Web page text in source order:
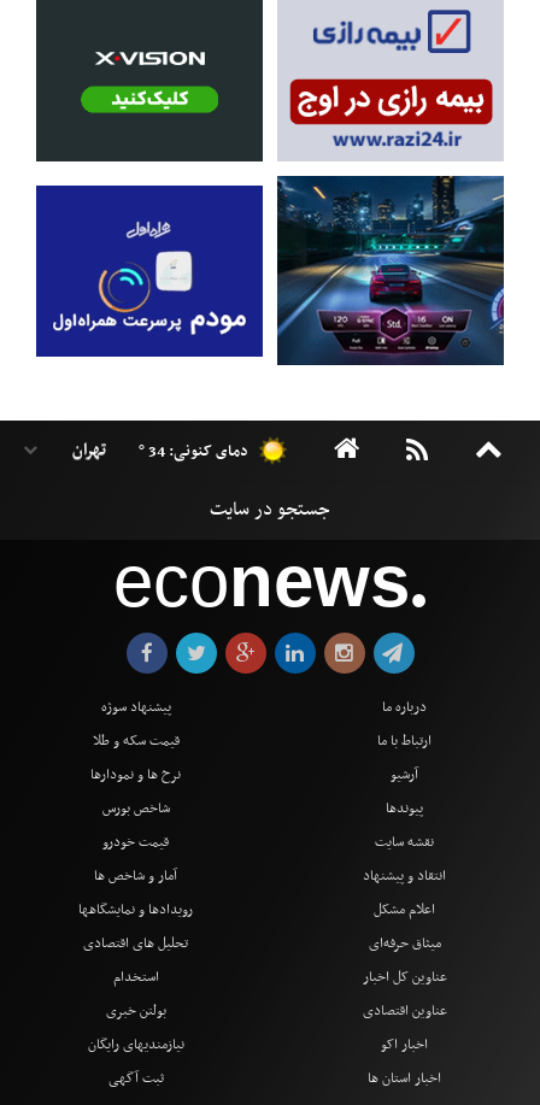
دمای کنونی: 34 °
econews●
درباره ما
ارتباط با ما
آرشیو
پیوندها
نقشه سایت
انتقاد و پیشنهاد
اعلام مشکل
میثاق حرفه‌ای
پیشنهاد سوژه
قیمت سکه و طلا
نرخ ها و نمودارها
شاخص بورس
قیمت خودرو
آمار و شاخص ها
رویدادها و نمایشگاهها
تحلیل های اقتصادی
عناوین کل اخبار
عناوین اقتصادی
اخبار اکو
اخبار استان ها
استخدام
بولتن خبری
نیازمندیهای رایگان
ثبت آگهی